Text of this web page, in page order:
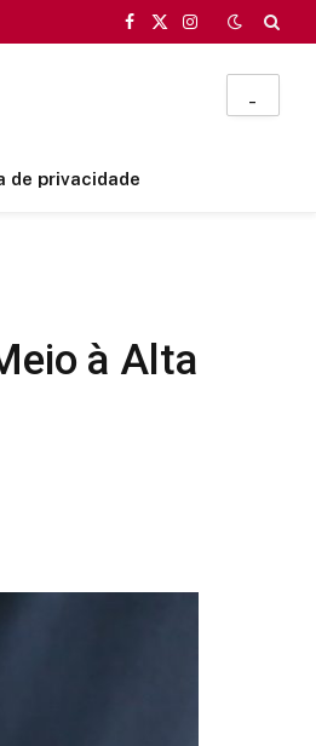
Facebook
X
Instagram
de privacidade
à Alta